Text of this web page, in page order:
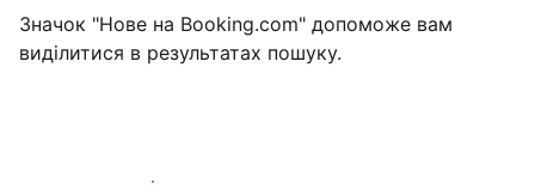
Значок "Нове на Booking.com" допоможе вам
виділитися в результатах пошуку.
Розпочати вже сьогодні